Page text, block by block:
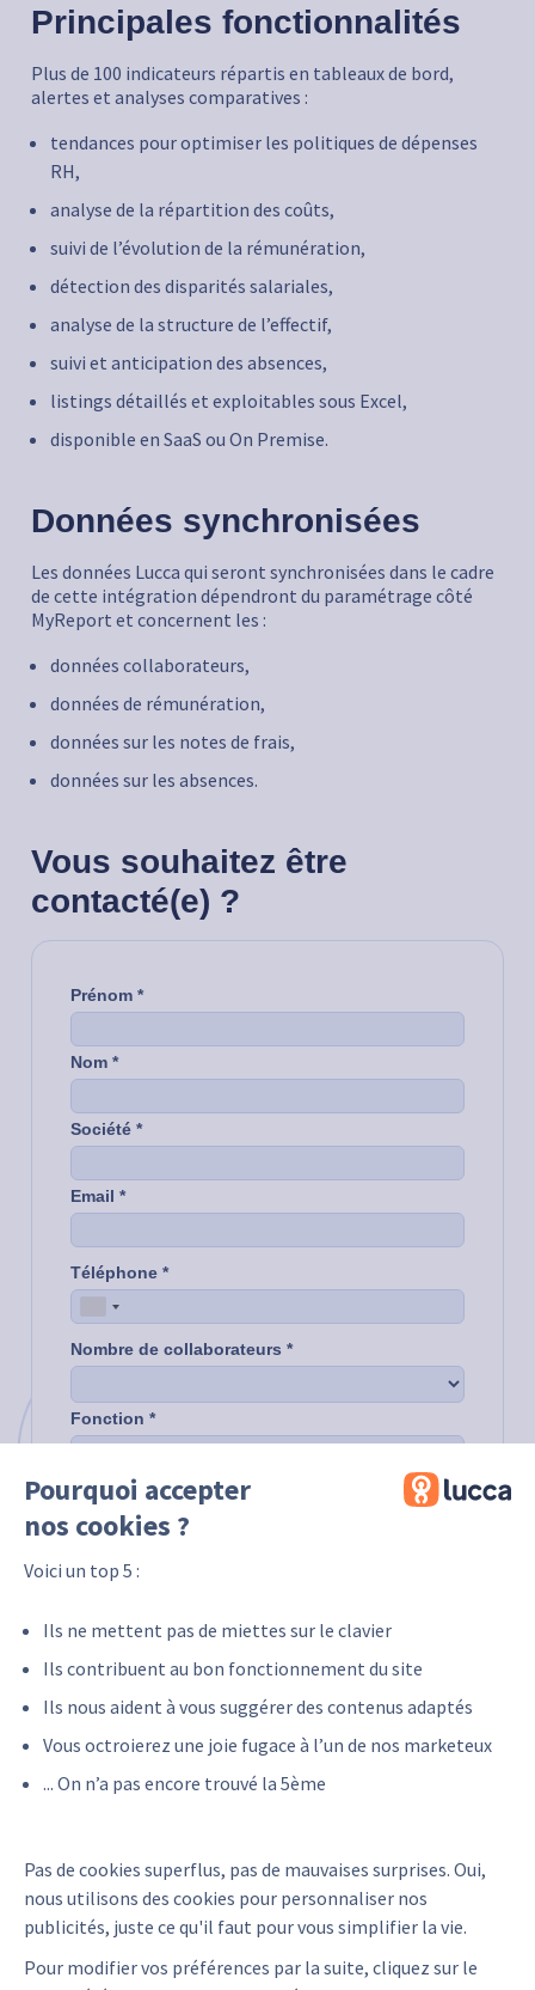
Pourquoi accepter
nos cookies ?
Voici un top 5 :
Ils ne mettent pas de miettes sur le clavier
Ils contribuent au bon fonctionnement du site
Ils nous aident à vous suggérer des contenus adaptés
Vous octroierez une joie fugace à l’un de nos marketeux
... On n’a pas encore trouvé la 5ème
Pas de cookies superflus, pas de mauvaises surprises. Oui,
nous utilisons des cookies pour personnaliser nos
publicités, juste ce qu'il faut pour vous simplifier la vie.
Pour modifier vos préférences par la suite, cliquez sur le
Principales fonctionnalités
Plus de 100 indicateurs répartis en tableaux de bord,
alertes et analyses comparatives :
tendances pour optimiser les politiques de dépenses
RH,
analyse de la répartition des coûts,
suivi de l’évolution de la rémunération,
détection des disparités salariales,
analyse de la structure de l’effectif,
suivi et anticipation des absences,
listings détaillés et exploitables sous Excel,
disponible en SaaS ou On Premise.
Données synchronisées
Les données Lucca qui seront synchronisées dans le cadre
de cette intégration dépendront du paramétrage côté
MyReport et concernent les :
données collaborateurs,
données de rémunération,
données sur les notes de frais,
données sur les absences.
Vous souhaitez être
contacté(e) ?
Retour vers nos partenaires